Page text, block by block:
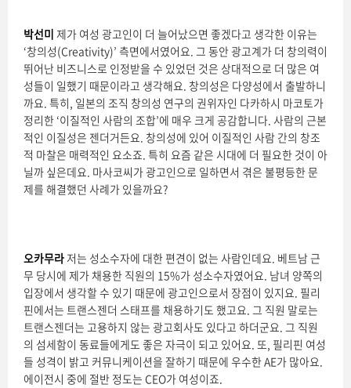
박선미 제가 여성 광고인이 더 늘어났으면 좋겠다고 생각한 이유는
‘창의성(Creativity)’ 측면에서였어요. 그 동안 광고계가 더 창의력이
뛰어난 비즈니스로 인정받을 수 있었던 것은 상대적으로 더 많은 여
성들이 일했기 때문이라고 생각해요. 창의성은 다양성에서 출발하니
까요. 특히, 일본의 조직 창의성 연구의 권위자인 다카하시 마코토가
정리한 ‘이질적인 사람의 조합’에 매우 크게 공감합니다. 사람의 근본
적인 이질성은 젠더거든요. 창의성에 있어 이질적인 사람 간의 창조
적 마찰은 매력적인 요소죠. 특히 요즘 같은 시대에 더 필요한 것이 아
닐까 싶은데요. 마사코씨가 광고인으로 일하면서 겪은 불평등한 문
제를 해결했던 사례가 있을까요?
오카무라저는 성소수자에 대한 편견이 없는 사람인데요. 베트남 근
무 당시에 제가 채용한 직원의 15%가 성소수자였어요. 남녀 양쪽의
입장에서 생각할 수 있기 때문에 광고인으로서 장점이 있지요. 필리
핀에서는 트랜스젠더 스태프를 채용하기도 했고요. 그 직원 말로는
트랜스젠더는 고용하지 않는 광고회사도 있다고 하더군요. 그 직원
의 섬세함이 동료들에게도 좋은 자극이 되고 있어요. 또, 필리핀 여성
들 성격이 밝고 커뮤니케이션을 잘하기 때문에 우수한 AE가 많아요.
에이전시 중에 절반 정도는 CEO가 여성이죠.